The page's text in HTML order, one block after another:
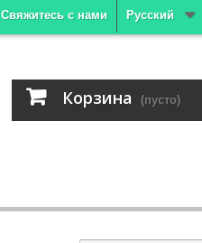
Русский
Свяжитесь с нами
Корзина (пусто)